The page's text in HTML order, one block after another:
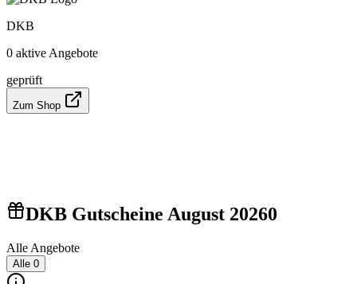
DKB
0 aktive Angebote
geprüft
Zum Shop
DKB Gutscheine August 20260
Alle Angebote
Alle 0